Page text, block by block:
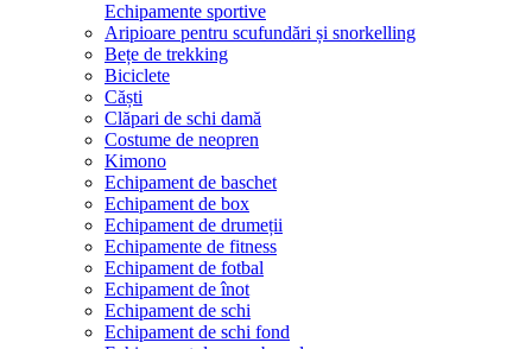
Echipamente sportive
Aripioare pentru scufundări și snorkelling
Bețe de trekking
Biciclete
Căști
Clăpari de schi damă
Costume de neopren
Kimono
Echipament de baschet
Echipament de box
Echipament de drumeții
Echipamente de fitness
Echipament de fotbal
Echipament de înot
Echipament de schi
Echipament de schi fond